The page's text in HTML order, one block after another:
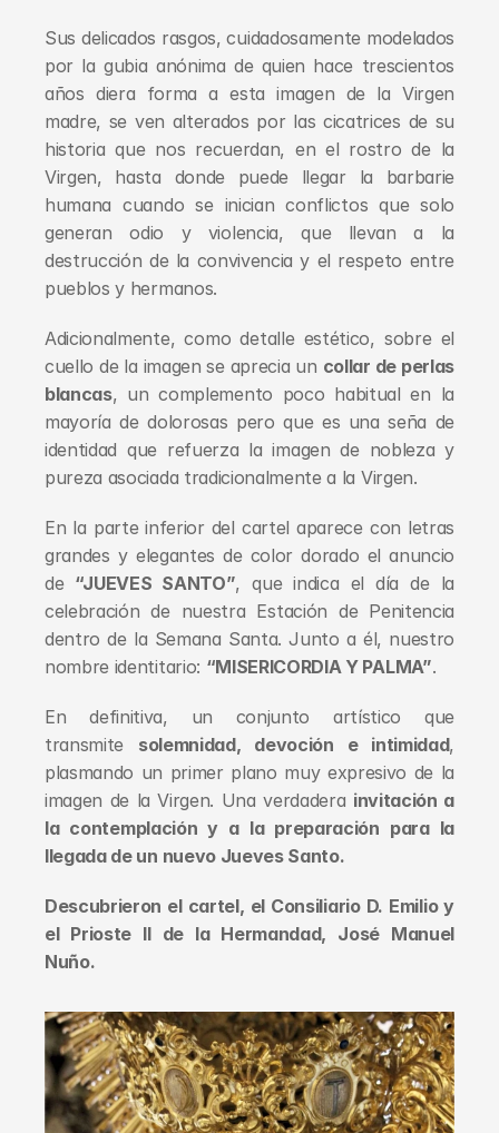
Sus delicados rasgos, cuidadosamente modelados
por la gubia anónima de quien hace trescientos
años diera forma a esta imagen de la Virgen
madre, se ven alterados por las cicatrices de su
historia que nos recuerdan, en el rostro de la
Virgen, hasta donde puede llegar la barbarie
humana cuando se inician conflictos que solo
generan odio y violencia, que llevan a la
destrucción de la convivencia y el respeto entre
pueblos y hermanos.
Adicionalmente, como detalle estético, sobre el
cuello de la imagen se aprecia un collar de perlas
blancas, un complemento poco habitual en la
mayoría de dolorosas pero que es una seña de
identidad que refuerza la imagen de nobleza y
pureza asociada tradicionalmente a la Virgen.
En la parte inferior del cartel aparece con letras
grandes y elegantes de color dorado el anuncio
de “JUEVES SANTO”, que indica el día de la
celebración de nuestra Estación de Penitencia
dentro de la Semana Santa. Junto a él, nuestro
nombre identitario: “MISERICORDIA Y PALMA”.
En definitiva, un conjunto artístico que
transmite solemnidad, devoción e intimidad,
plasmando un primer plano muy expresivo de la
imagen de la Virgen. Una verdadera invitación a
la contemplación y a la preparación para la
llegada de un nuevo Jueves Santo.
Descubrieron el cartel, el Consiliario D. Emilio y
el Prioste II de la Hermandad, José Manuel
Nuño.